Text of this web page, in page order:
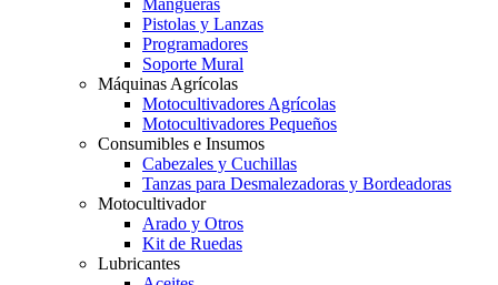
Pistolas y Lanzas
Programadores
Soporte Mural
Máquinas Agrícolas
Motocultivadores Agrícolas
Motocultivadores Pequeños
Consumibles e Insumos
Cabezales y Cuchillas
Tanzas para Desmalezadoras y Bordeadoras
Motocultivador
Arado y Otros
Kit de Ruedas
Lubricantes